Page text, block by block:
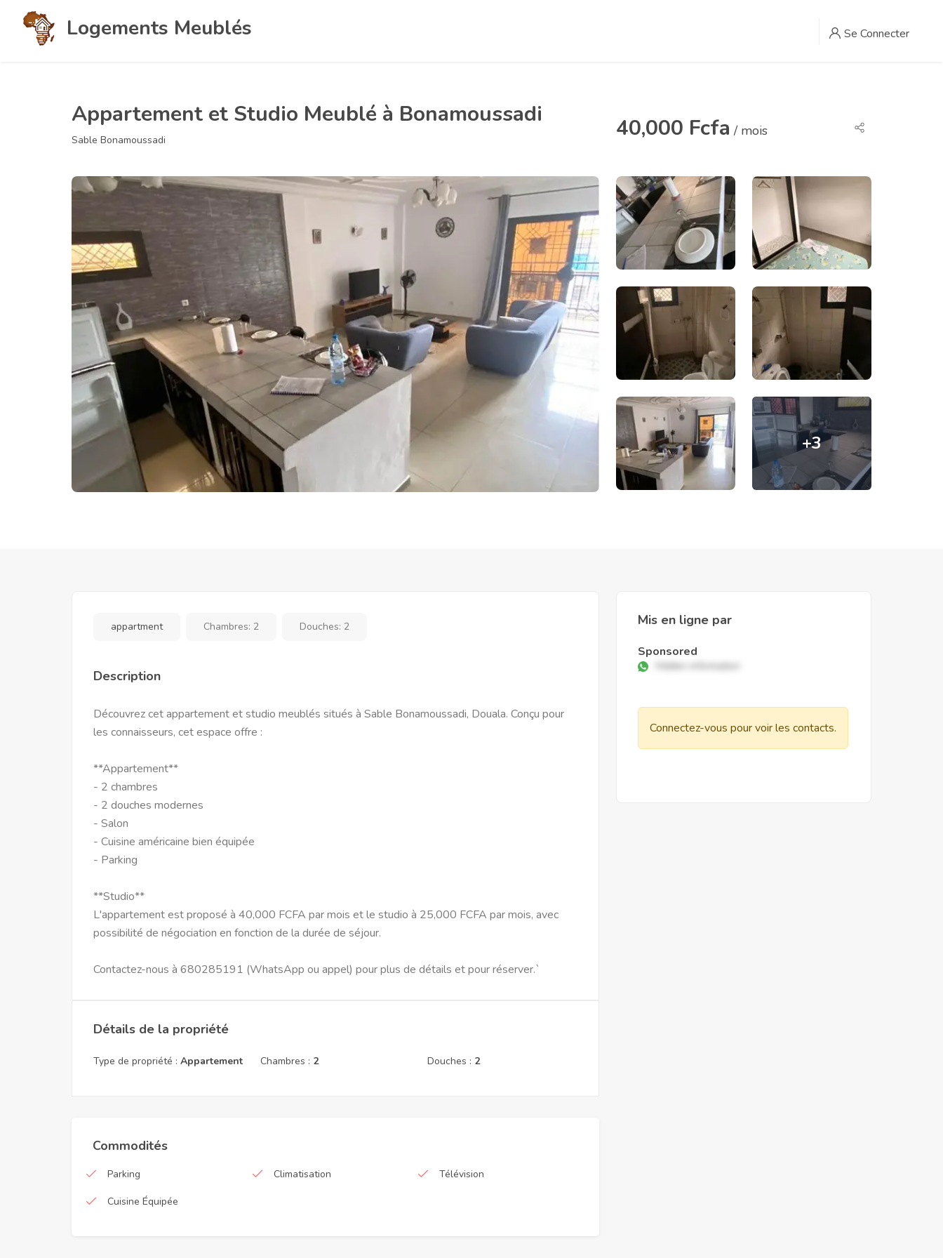
Logements Meublés Se Connecter
Appartement et Studio Meublé à Bonamoussadi
Sable Bonamoussadi 40,000 Fcfa / mois
+3
appartment Chambres: 2 Douches: 2
Description
Découvrez cet appartement et studio meublés situés à Sable Bonamoussadi, Douala. Conçu pour
les connaisseurs, cet espace offre :
**Appartement**
- 2 chambres
- 2 douches modernes
- Salon
- Cuisine américaine bien équipée
- Parking
**Studio**
L'appartement est proposé à 40,000 FCFA par mois et le studio à 25,000 FCFA par mois, avec
possibilité de négociation en fonction de la durée de séjour.
Contactez-nous à 680285191 (WhatsApp ou appel) pour plus de détails et pour réserver.`
Détails de la propriété
Type de propriété : Appartement Chambres : 2 Douches : 2
Commodités
Parking Climatisation Télévision
Cuisine Équipée
Mis en ligne par
Sponsored
Hidden information
Connectez-vous pour voir les contacts.